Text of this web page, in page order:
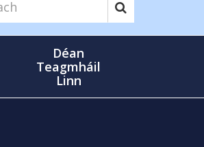
Déan
Teagmháil
Linn